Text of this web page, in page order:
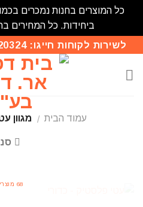
כל המוצרים בחנות נמכרים
ביחידות. כל המחירים
Skip
content
לשירות לקוחות חייגו: 054-4320324 או 03-9414135
עמוד הבית / מגוון
68 מוצרים